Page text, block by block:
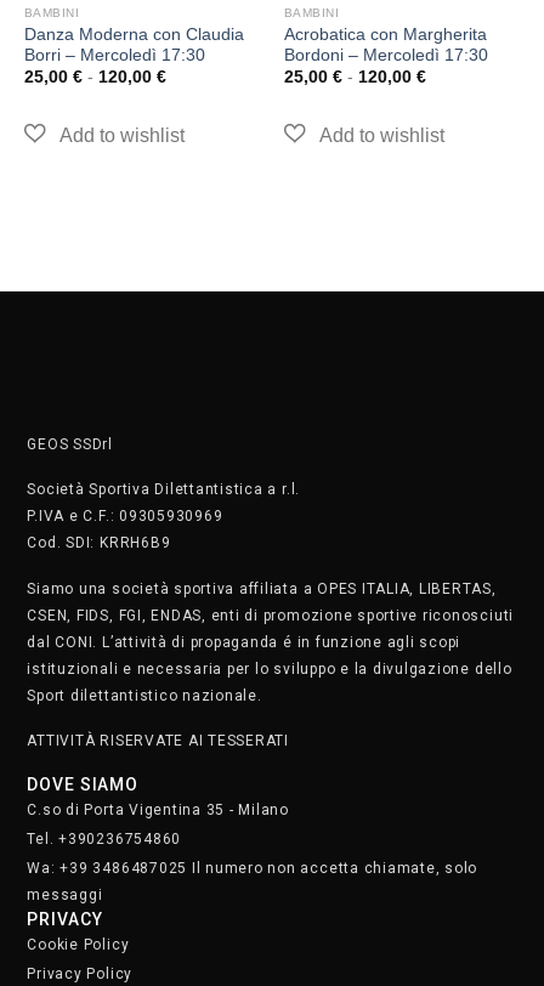
BAMBINI
Danza Moderna con Claudia
Borri – Mercoledì 17:30
25,00 € - 120,00 €
BAMBINI
Acrobatica con Margherita
Bordoni – Mercoledì 17:30
25,00 € - 120,00 €
GEOS SSDrl
Società Sportiva Dilettantistica a r.l.
P.IVA e C.F.: 09305930969
Cod. SDI: KRRH6B9
Siamo una società sportiva affiliata a OPES ITALIA, LIBERTAS,
CSEN, FIDS, FGI, ENDAS, enti di promozione sportive riconosciuti
dal CONI. L’attività di propaganda é in funzione agli scopi
istituzionali e necessaria per lo sviluppo e la divulgazione dello
Sport dilettantistico nazionale.
ATTIVITÀ RISERVATE AI TESSERATI
DOVE SIAMO
C.so di Porta Vigentina 35 - Milano
Tel. +390236754860
Wa: +39 3486487025 Il numero non accetta chiamate, solo
messaggi
PRIVACY
Cookie Policy
Privacy Policy